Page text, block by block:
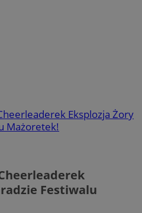
Eksplozja Żory
Mażoretek!
Festiwalu